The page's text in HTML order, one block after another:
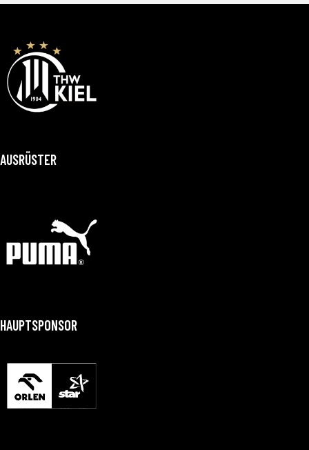
AUSRÜSTER
HAUPTSPONSOR